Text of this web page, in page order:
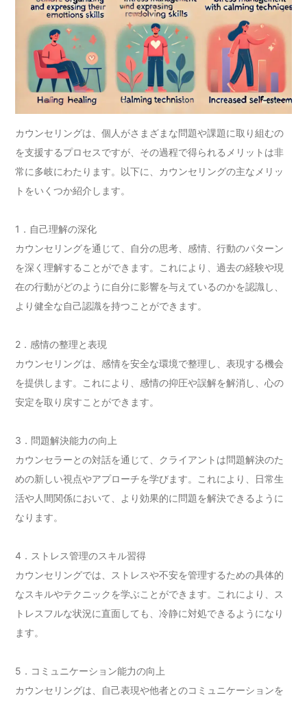
カウンセリングは、個人がさまざまな問題や課題に取り組むの
を支援するプロセスですが、その過程で得られるメリットは非
常に多岐にわたります。以下に、カウンセリングの主なメリッ
トをいくつか紹介します。
1．自己理解の深化
カウンセリングを通じて、自分の思考、感情、行動のパターン
を深く理解することができます。これにより、過去の経験や現
在の行動がどのように自分に影響を与えているのかを認識し、
より健全な自己認識を持つことができます。
2．感情の整理と表現
カウンセリングは、感情を安全な環境で整理し、表現する機会
を提供します。これにより、感情の抑圧や誤解を解消し、心の
安定を取り戻すことができます。
3．問題解決能力の向上
カウンセラーとの対話を通じて、クライアントは問題解決のた
めの新しい視点やアプローチを学びます。これにより、日常生
活や人間関係において、より効果的に問題を解決できるように
なります。
4．ストレス管理のスキル習得
カウンセリングでは、ストレスや不安を管理するための具体的
なスキルやテクニックを学ぶことができます。これにより、ス
トレスフルな状況に直面しても、冷静に対処できるようになり
ます。
5．コミュニケーション能力の向上
カウンセリングは、自己表現や他者とのコミュニケーションを